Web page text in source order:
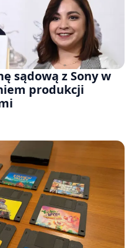
sądową z Sony w
produkcji